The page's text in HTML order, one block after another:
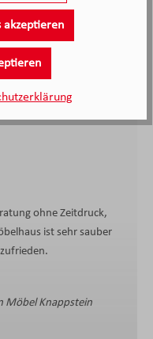
Bewertung
ohne Zeitdruck,
ist sehr sauber
Möbel Knappstein
akzeptieren